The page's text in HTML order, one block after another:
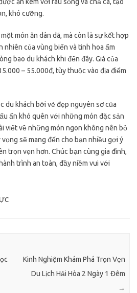
khó cưỡng.
món ăn dân dã, mà còn là sự kết hợp
nhiên của vùng biển và tinh hoa ẩm
bao du khách khi đến đây. Giá của
– 55.000đ, tùy thuộc vào địa điểm
du khách bởi vẻ đẹp nguyên sơ của
ấn khó quên với những món đặc sản
viết về những món ngon không nên bỏ
vọng sẽ mang đến cho bạn nhiều gợi ý
trọn vẹn hơn. Chúc bạn cùng gia đình,
trình an toàn, đầy niềm vui với
Kinh Nghiệm Khám Phá Trọn Vẹn
Du Lịch Hải Hòa 2 Ngày 1 Đêm
→